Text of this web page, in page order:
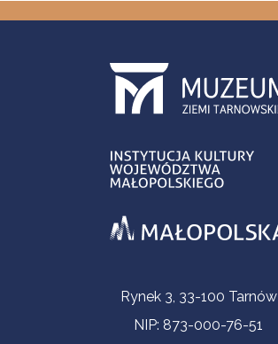
Informacje kontaktoweRynek 3, 33-100 Tarnów
NIP: 873-000-76-51